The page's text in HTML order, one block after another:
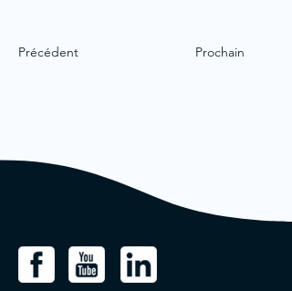
Précédent Prochain